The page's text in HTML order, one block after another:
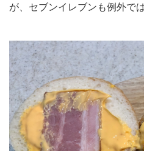
が、セブンイレブンも例外で